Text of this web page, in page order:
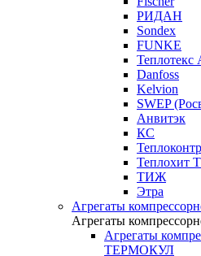
РИДАН
Sondex
FUNKE
Теплотекс
Danfoss
Kelvion
SWEP
Анвитэк
КС
Теплохит
ТИЖ
Этра
Агрегаты
Агрегаты
Агрегаты
ТЕРМОКУЛ